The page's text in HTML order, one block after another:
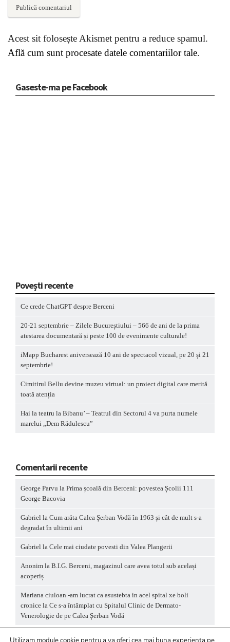
Acest sit folosește Akismet pentru a reduce spamul.
Află cum sunt procesate datele comentariilor tale.
Gaseste-ma pe Facebook
Povești recente
Ce crede ChatGPT despre Berceni
20-21 septembrie – Zilele Bucureștiului – 566 de ani de la prima
atestarea documentară și peste 100 de evenimente culturale!
iMapp Bucharest aniversează 10 ani de spectacol vizual, pe 20 și 21
septembrie!
Cimitirul Bellu devine muzeu virtual: un proiect digital care merită
toată atenția
Hai la teatru la Bibanu’ – Teatrul din Sectorul 4 va purta numele
marelui „Dem Rădulescu”
Comentarii recente
George Parvu la Prima școală din Berceni: povestea Școlii 111
George Bacovia
Gabriel la Cum arăta Calea Șerban Vodă în 1963 și cât de mult s-a
degradat în ultimii ani
Gabriel la Cele mai ciudate povesti din Valea Plangerii
Anonim la B.I.G. Berceni, magazinul care avea totul sub același
acoperiș
Mariana ciuloan -am lucrat ca asustebta in acel spital xe boli
cronice la Ce s-a întâmplat cu Spitalul Clinic de Dermato-
Venerologie de pe Calea Șerban Vodă